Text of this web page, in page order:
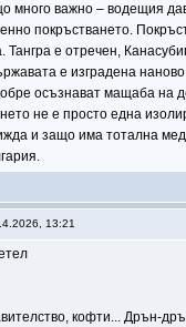
много важно – водещия
покръстването.
Тангра е отречен,
е изградена
осъзнават мащаба на
не е просто една
и защо има тотална
13:21
кофти... Дрън-